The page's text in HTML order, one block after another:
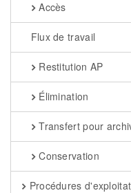
Accès
Flux de travail
Restitution AP
Élimination
Transfert pour
Conservation
Procédures